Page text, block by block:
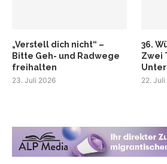
„Verstell dich nicht“ –
Bitte Geh- und Radwege
freihalten
23. Juli 2026
36.
Zwei
22.